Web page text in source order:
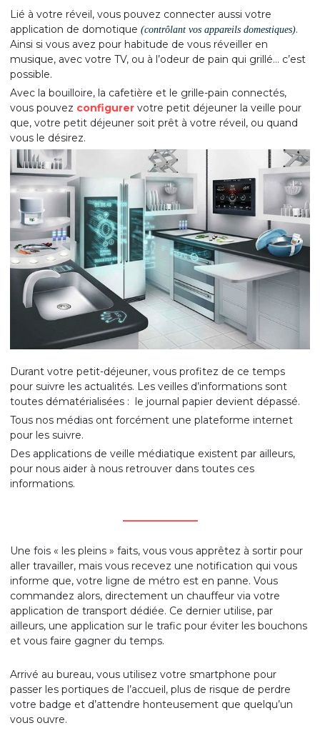
Lié à votre réveil, vous pouvez connecter aussi votre
application de domotique (contrôlant vos appareils domestiques).
Ainsi si vous avez pour habitude de vous réveiller en
musique, avec votre TV, ou à l’odeur de pain qui grillé… c’est
possible.
Avec la bouilloire, la cafetière et le grille-pain connectés,
vous pouvez configurer votre petit déjeuner la veille pour
que, votre petit déjeuner soit prêt à votre réveil, ou quand
vous le désirez.
Durant votre petit-déjeuner, vous profitez de ce temps
pour suivre les actualités. Les veilles d’informations sont
toutes dématérialisées : le journal papier devient dépassé.
Tous nos médias ont forcément une plateforme internet
pour les suivre.
Des applications de veille médiatique existent par ailleurs,
pour nous aider à nous retrouver dans toutes ces
informations.
_______________
Une fois « les pleins » faits, vous vous apprêtez à sortir pour
aller travailler, mais vous recevez une notification qui vous
informe que, votre ligne de métro est en panne. Vous
commandez alors, directement un chauffeur via votre
application de transport dédiée. Ce dernier utilise, par
ailleurs, une application sur le trafic pour éviter les bouchons
et vous faire gagner du temps.
Arrivé au bureau, vous utilisez votre smartphone pour
passer les portiques de l’accueil, plus de risque de perdre
votre badge et d’attendre honteusement que quelqu’un
vous ouvre.